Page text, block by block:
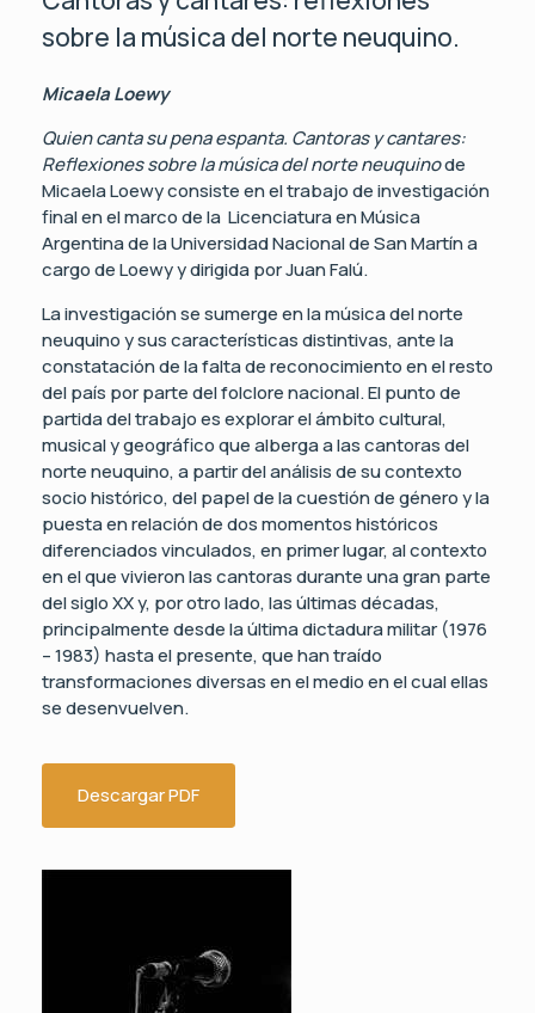
sobre la música del norte neuquino.
Micaela Loewy
Quien canta su pena espanta. Cantoras y cantares:
Reflexiones sobre la música del norte neuquinode
Micaela Loewy consiste en el trabajo de investigación
final en el marco de la Licenciatura en Música
Argentina de la Universidad Nacional de San Martín a
cargo de Loewy y dirigida por Juan Falú.
La investigación se sumerge en la música del norte
neuquino y sus características distintivas, ante la
constatación de la falta de reconocimiento en el resto
del país por parte del folclore nacional. El punto de
partida del trabajo es explorar el ámbito cultural,
musical y geográfico que alberga a las cantoras del
norte neuquino, a partir del análisis de su contexto
socio histórico, del papel de la cuestión de género y la
puesta en relación de dos momentos históricos
diferenciados vinculados, en primer lugar, al contexto
en el que vivieron las cantoras durante una gran parte
del siglo XX y, por otro lado, las últimas décadas,
principalmente desde la última dictadura militar (1976
– 1983) hasta el presente, que han traído
transformaciones diversas en el medio en el cual ellas
se desenvuelven.
Descargar PDF